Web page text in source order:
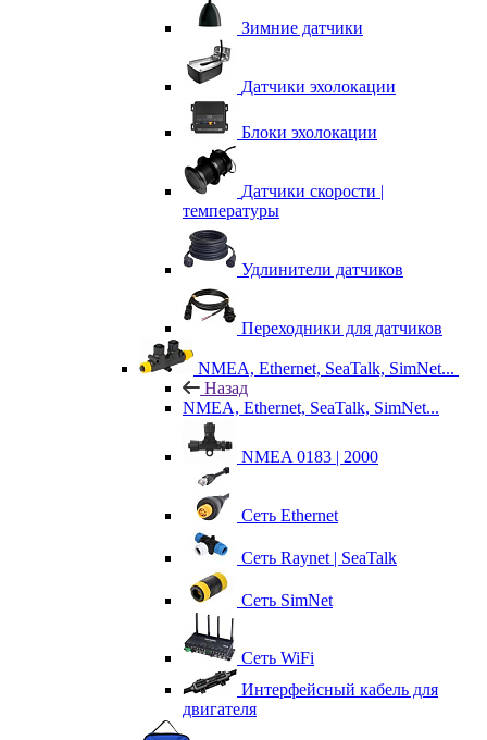
Зимние датчики
Датчики эхолокации
Блоки эхолокации
Датчики скорости |
температуры
Удлинители датчиков
Переходники для датчиков
NMEA, Ethernet, SeaTalk, SimNet...
Назад
NMEA, Ethernet, SeaTalk, SimNet...
NMEA 0183 | 2000
Сеть Ethernet
Сеть Raynet | SeaTalk
Сеть SimNet
Сеть WiFi
Интерфейсный кабель для
двигателя